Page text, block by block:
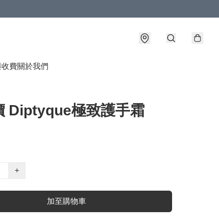
收費關於我們
Diptyque極致護手霜
+
加至購物車